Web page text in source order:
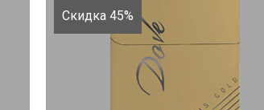
Скидка 45%